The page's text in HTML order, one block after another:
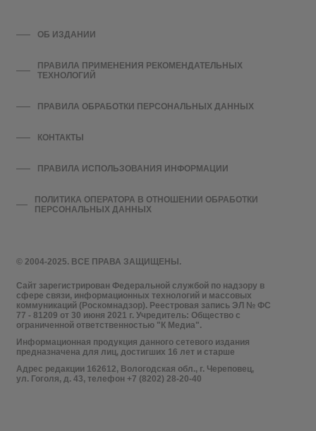
© 2004-2025. ВСЕ ПРАВА ЗАЩИЩЕНЫ.
Сайт зарегистрирован Федеральной службой по надзору в
сфере связи, информационных технологий и массовых
коммуникаций (Роскомнадзор). Реестровая запись ЭЛ № ФС
77 - 81209 от 30 июня 2021 г. Учредитель: Общество с
ограниченной ответственностью "К Медиа".
Информационная продукция данного сетевого издания
предназначена для лиц, достигших 16 лет и старше
Адрес редакции 162612, Вологодская обл., г. Череповец,
ул. Гоголя, д. 43, телефон +7 (8202) 28-20-40
ОБ ИЗДАНИИ
ПРАВИЛА ПРИМЕНЕНИЯ РЕКОМЕНДАТЕЛЬНЫХ
ТЕХНОЛОГИЙ
ПРАВИЛА ОБРАБОТКИ ПЕРСОНАЛЬНЫХ ДАННЫХ
КОНТАКТЫ
ПРАВИЛА ИСПОЛЬЗОВАНИЯ ИНФОРМАЦИИ
ПОЛИТИКА ОПЕРАТОРА В ОТНОШЕНИИ ОБРАБОТКИ
ПЕРСОНАЛЬНЫХ ДАННЫХ